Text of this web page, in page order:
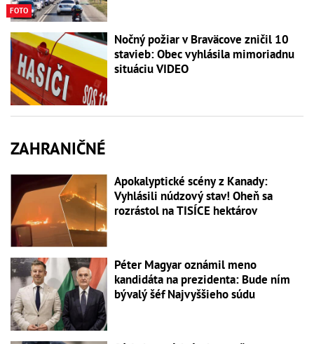
FOTO
Nočný požiar v Braväcove zničil 10
stavieb: Obec vyhlásila mimoriadnu
situáciu VIDEO
ZAHRANIČNÉ
Apokalyptické scény z Kanady:
Vyhlásili núdzový stav! Oheň sa
rozrástol na TISÍCE hektárov
Péter Magyar oznámil meno
kandidáta na prezidenta: Bude ním
bývalý šéf Najvyššieho súdu